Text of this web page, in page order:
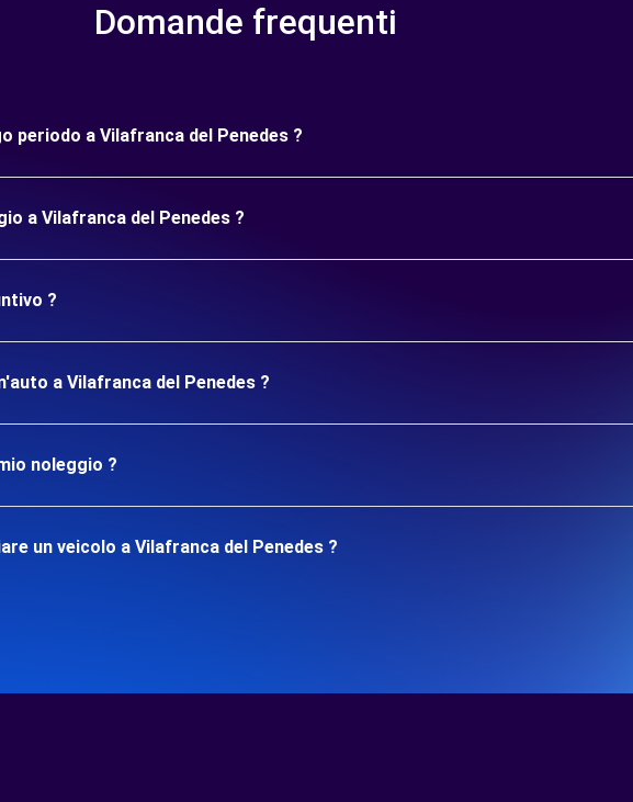
Domande frequenti
periodo a Vilafranca del Penedes ?
a Vilafranca del Penedes ?
?
a Vilafranca del Penedes ?
noleggio ?
un veicolo a Vilafranca del Penedes ?